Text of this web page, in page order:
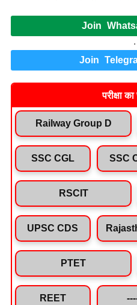
Join
.
Join
परीक्षा
Railway Group D
SSC CGL SSC
RSCIT
UPSC CDS
PTET
REET